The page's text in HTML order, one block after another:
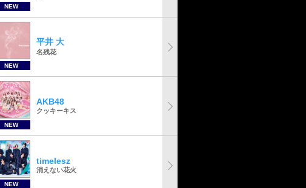
NEW
NEW
平井 大
名残花
NEW
AKB48
クッキーキス
NEW
timelesz
消えない花火